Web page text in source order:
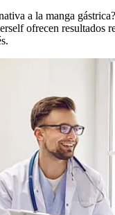
a la manga
ofrecen resultados